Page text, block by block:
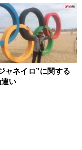
輪・柔道女子52キロ
ト》
ャネイロ”に関する
い